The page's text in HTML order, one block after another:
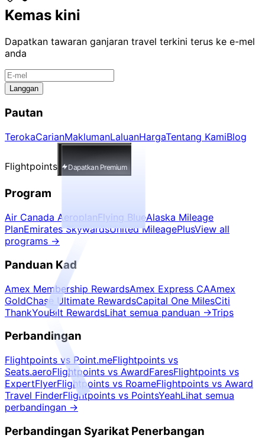
Kemas kini
Dapatkan tawaran ganjaran travel terkini terus ke e-mel
anda
Langgan
Pautan
TerokaCarianMaklumanLaluanHargaTentang KamiBlog
Flightpoints Dapatkan Premium
Program
Air Canada AeroplanFlying BlueAlaska Mileage
PlanEmirates SkywardsUnited MileagePlusView all
programs →
Panduan Kad
Amex Membership RewardsAmex Express CAAmex
GoldChase Ultimate RewardsCapital One MilesCiti
ThankYouBilt RewardsLihat semua panduan →Trips
Perbandingan
Flightpoints vs Point.meFlightpoints vs
Seats.aeroFlightpoints vs AwardFaresFlightpoints vs
ExpertFlyerFlightpoints vs RoameFlightpoints vs Award
Travel FinderFlightpoints vs PointsYeahLihat semua
perbandingan →
Perbandingan Syarikat Penerbangan